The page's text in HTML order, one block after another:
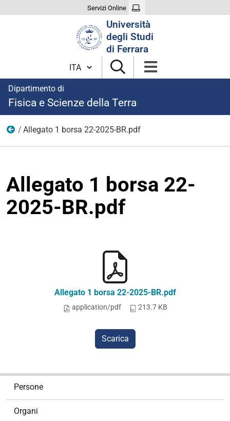
Servizi Online
Università
degli Studi
di Ferrara
Cambia lingua
Dipartimento di
Fisica e Scienze della Terra
Bandi per borse di ricerca 2025
Allegato 1 borsa 22-2025-BR.pdf
Allegato 1 borsa 22-
2025-BR.pdf
Allegato 1 borsa 22-2025-BR.pdf
application/pdf 213.7 KB
Scarica
Persone
Organi